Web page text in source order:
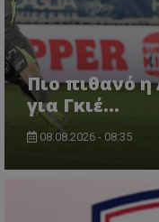
Πιο πιθανό η
για Γκιέ…
08.08.2026 - 08:35